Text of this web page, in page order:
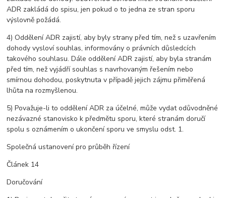
ADR zakládá do spisu, jen pokud o to jedna ze stran sporu
výslovně požádá.
4) Oddělení ADR zajistí, aby byly strany před tím, než s uzavřením
dohody vysloví souhlas, informovány o právních důsledcích
takového souhlasu. Dále oddělení ADR zajistí, aby byla stranám
před tím, než vyjádří souhlas s navrhovaným řešením nebo
smírnou dohodou, poskytnuta v případě jejich zájmu přiměřená
lhůta na rozmyšlenou.
5) Považuje-li to oddělení ADR za účelné, může vydat odůvodněné
nezávazné stanovisko k předmětu sporu, které stranám doručí
spolu s oznámením o ukončení sporu ve smyslu odst. 1.
Společná ustanovení pro průběh řízení
Článek 14
Doručování